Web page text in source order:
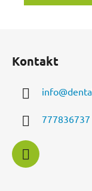
Kontakt
info@
777836737